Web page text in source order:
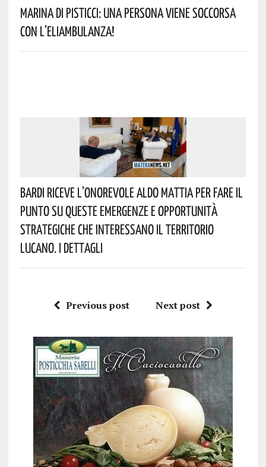
Marina Di Pisticci: Una Persona Viene Soccorsa
Con L’eliambulanza!
Bardi Riceve L’onorevole Aldo Mattia Per Fare Il
Punto Su Queste Emergenze E Opportunità
Strategiche Che Interessano Il Territorio
Lucano. I Dettagli
Previous post Next post